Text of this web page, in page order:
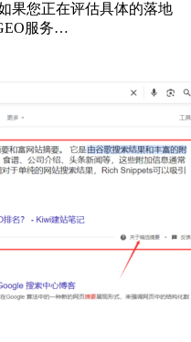
果您正在评估具体的落地
服务…